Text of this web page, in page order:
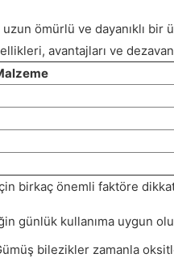
uzun ömürlü ve dayanıklı
avantajları ve
birkaç önemli faktöre
günlük kullanıma uygun
bilezikler zamanla